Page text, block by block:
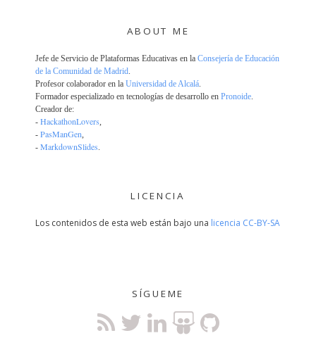
ABOUT ME
Jefe de Servicio de Plataformas Educativas en la Consejería de Educación
de la Comunidad de Madrid
Profesor colaborador en la Universidad de Alcalá
Formador especializado en tecnologías de desarrollo en Pronoide
Creador de:
- HackathonLovers
- PasManGen
- MarkdownSlides
LICENCIA
Los contenidos de esta web están bajo una licencia CC-BY-SA
SÍGUEME